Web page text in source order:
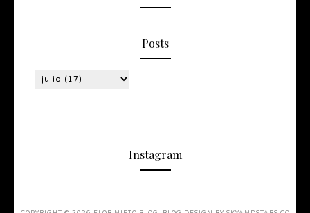
Posts
Instagram